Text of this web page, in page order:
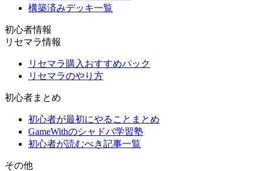
構築済みデッキ一覧
初心者情報
リセマラ情報
リセマラ購入おすすめパック
リセマラのやり方
初心者まとめ
初心者が最初にやることまとめ
GameWithのシャドバ学習塾
初心者が読むべき記事一覧
その他